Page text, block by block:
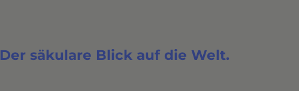
Der säkulare Blick auf die Welt.